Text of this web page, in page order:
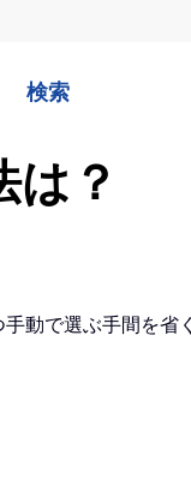
検索
？
動で選ぶ手間を省